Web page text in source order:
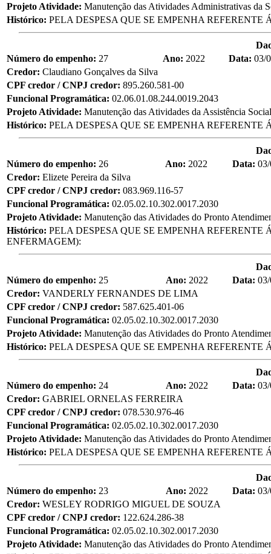
Projeto Atividade: Manutenção das Atividades Administrativas da
Histórico: PELA DESPESA QUE SE EMPENHA
Número do empenho: 27 Ano: 2022 Data: 03/
Credor: Claudiano Gonçalves da Silva
CPF credor / CNPJ credor: 895.260.581-00
Funcional Programática: 02.06.01.08.244.0019.2043
Projeto Atividade: Manutenção das Atividades da Assistência Social
Histórico: PELA DESPESA QUE SE EMPENHA
Número do empenho: 26 Ano: 2022 Data:
Credor: Elizete Pereira da Silva
CPF credor / CNPJ credor: 083.969.116-57
Funcional Programática: 02.05.02.10.302.0017.2030
Projeto Atividade: Manutenção das Atividades do Pronto
Histórico: PELA DESPESA QUE SE EMPENHA
ENFERMAGEM):
Número do empenho: 25 Ano: 2022 Data:
Credor: VANDERLY FERNANDES DE LIMA
CPF credor / CNPJ credor: 587.625.401-06
Funcional Programática: 02.05.02.10.302.0017.2030
Projeto Atividade: Manutenção das Atividades do Pronto
Histórico: PELA DESPESA QUE SE EMPENHA
Número do empenho: 24 Ano: 2022 Data:
Credor: GABRIEL ORNELAS FERREIRA
CPF credor / CNPJ credor: 078.530.976-46
Funcional Programática: 02.05.02.10.302.0017.2030
Projeto Atividade: Manutenção das Atividades do Pronto
Histórico: PELA DESPESA QUE SE EMPENHA
Número do empenho: 23 Ano: 2022 Data:
Credor: WESLEY RODRIGO MIGUEL DE SOUZA
CPF credor / CNPJ credor: 122.624.286-38
Funcional Programática: 02.05.02.10.302.0017.2030
Projeto Atividade: Manutenção das Atividades do Pronto